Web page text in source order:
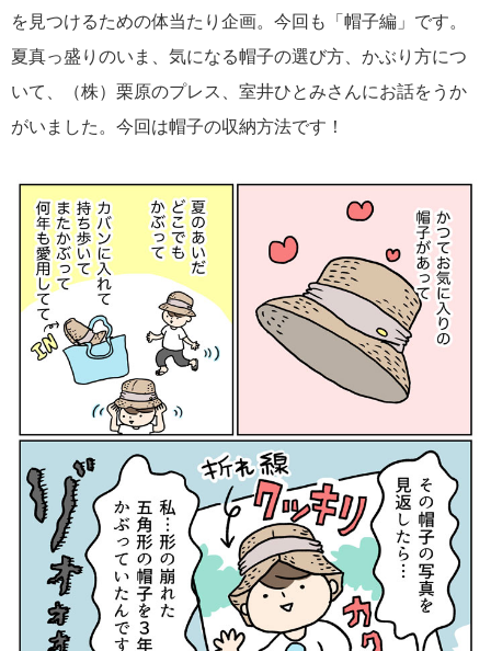
を見つけるための体当たり企画。今回も「帽子編」です。
夏真っ盛りのいま、気になる帽子の選び方、かぶり方につ
いて、（株）栗原のプレス、室井ひとみさんにお話をうか
がいました。今回は帽子の収納方法です！